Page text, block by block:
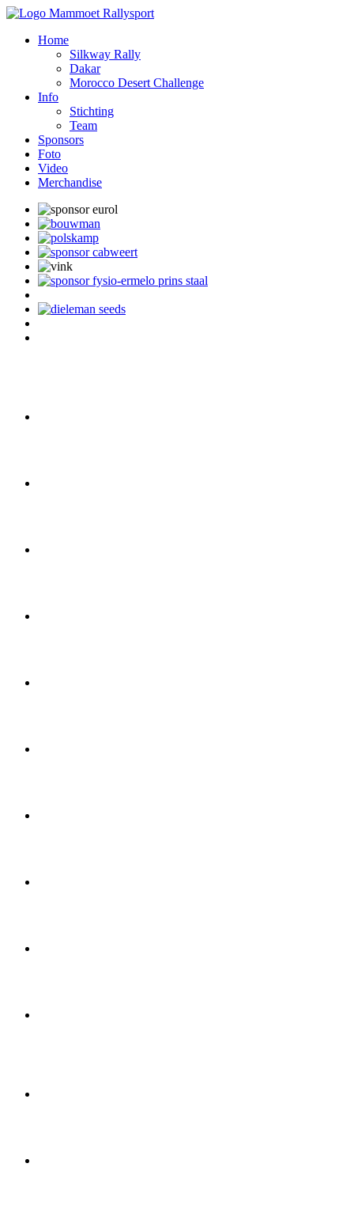
Home
Silkway Rally
Dakar
Morocco Desert Challenge
Info
Stichting
Team
Sponsors
Foto
Video
Merchandise